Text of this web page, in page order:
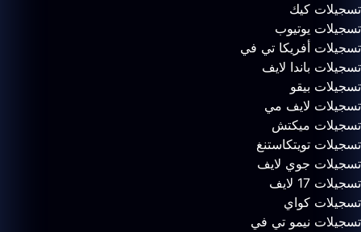
تسجيلات كيك
تسجيلات يوتيوب
تسجيلات أفريكا تي في
تسجيلات باندا لايف
تسجيلات بيقو
تسجيلات لايف مي
تسجيلات ميكتش
تسجيلات تويتكاستنغ
تسجيلات جوي لايف
تسجيلات 17 لايف
تسجيلات كواي
تسجيلات نيمو تي في